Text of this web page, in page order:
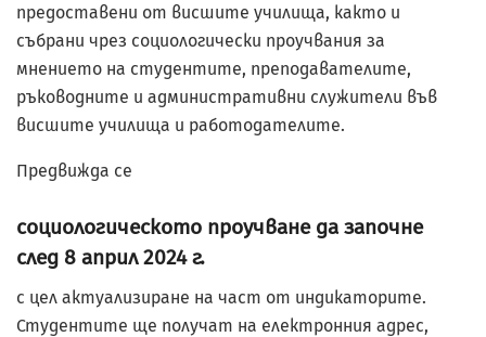
предоставени от висшите училища, както и
събрани чрез социологически проучвания за
мнението на студентите, преподавателите,
ръководните и административни служители във
висшите училища и работодателите.
Предвижда се
социологическото проучване да започне
след 8 април 2024 г.
с цел актуализиране на част от индикаторите.
Студентите ще получат на електронния адрес,